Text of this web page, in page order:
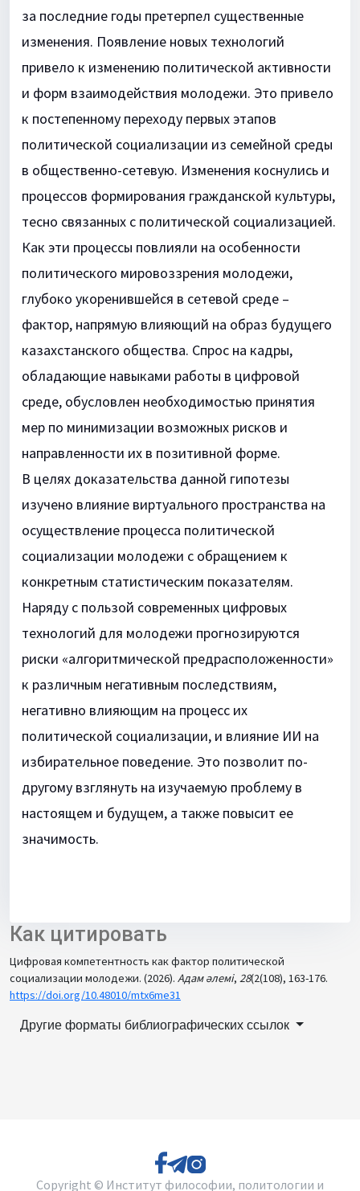
за последние годы претерпел существенные
изменения. Появление новых технологий
привело к изменению политической активности
и форм взаимодействия молодежи. Это привело
к постепенному переходу первых этапов
политической социализации из семейной среды
в общественно-сетевую. Изменения коснулись и
процессов формирования гражданской культуры,
тесно связанных с политической социализацией.
Как эти процессы повлияли на особенности
политического мировоззрения молодежи,
глубоко укоренившейся в сетевой среде –
фактор, напрямую влияющий на образ будущего
казахстанского общества. Спрос на кадры,
обладающие навыками работы в цифровой
среде, обусловлен необходимостью принятия
мер по минимизации возможных рисков и
направленности их в позитивной форме.
В целях доказательства данной гипотезы
изучено влияние виртуального пространства на
осуществление процесса политической
социализации молодежи с обращением к
конкретным статистическим показателям.
Наряду с пользой современных цифровых
технологий для молодежи прогнозируются
риски «алгоритмической предрасположенности»
к различным негативным последствиям,
негативно влияющим на процесс их
политической социализации, и влияние ИИ на
избирательное поведение. Это позволит по-
другому взглянуть на изучаемую проблему в
настоящем и будущем, а также повысит ее
значимость.
Как цитировать
Цифровая компетентность как фактор политической
социализации молодежи. (2026). Адам әлемі, 28(2(108), 163-176.
https://doi.org/10.48010/mtx6me31
Другие форматы библиографических ссылок
Copyright © Институт философии, политологии и